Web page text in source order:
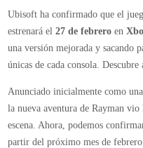
Legends
llegará
en
febrero
a
Xbox
One
y
Ubisoft ha confirmado que el
estrenará el27 de febrero en
una versión mejorada y sacando
únicas de cada consola.
Anunciado inicialmente como
la nueva aventura de Rayman
escena. Ahora, podemos
partir del próximo mes de